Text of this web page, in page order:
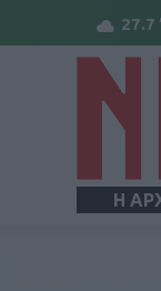
27.7
Η